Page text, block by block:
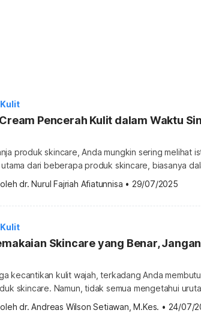
Pencerah Kulit dalam Waktu
produk skincare, Anda mungkin sering melihat
dari beberapa produk skincare, biasanya
Tahukah Anda apa itu tone up cream? Cari tahu
dalam artikel berikut ini. Apa itu tone up? Dalam
up adalah istilah yang digunakan pada produk
oleh dr. Nurul Fajriah Afiatunnisa • 29/07/2025
Skincare yang Benar,
kecantikan kulit wajah, terkadang Anda
skincare. Namun, tidak semua mengetahui
benar. Padahal, urutan yang salah bisa
digunakan. Jadi, seperti apa tahapan skincare
oleh dr. Andreas Wilson Setiawan, M.Kes. • 24/07/